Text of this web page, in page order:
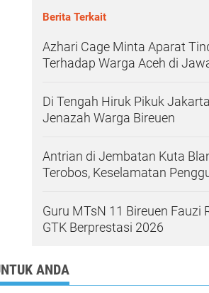
Berita Terkait
Azhari Cage Minta Aparat
Terhadap Warga Aceh di
Di Tengah Hiruk Pikuk
Jenazah Warga Bireuen
Antrian di Jembatan Kuta
Terobos, Keselamatan
Guru MTsN 11 Bireuen Fauzi
GTK Berprestasi 2026
ANDA